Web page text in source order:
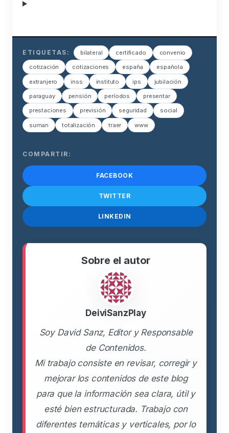
ETIQUETAS: bilateral certificado convenio
cotización cotizaciones españa española
extranjero inss instituto ips jubilación
paraguay pensión períodos presentar
prestaciones previsión seguridad social
suman totalización traer www
COMPARTIR:
FACEBOOK
TWITTER
LINKEDIN
Sobre el autor
DeiviSanzPlay
Soy David Sanz, Editor y Responsable
de Contenidos.
Mi trabajo consiste en revisar, corregir y
mejorar los contenidos de este blog
para que la información sea clara, útil y
esté bien estructurada. Trabajo con
diferentes temáticas y verticales, por lo